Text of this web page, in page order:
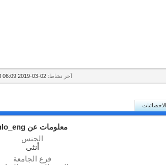
آخر نشاط: 02-03-2019
06:09 PM
الاحصائيات
معلومات عن hlo_eng
الجنس
أنثى
فرع الجامعة